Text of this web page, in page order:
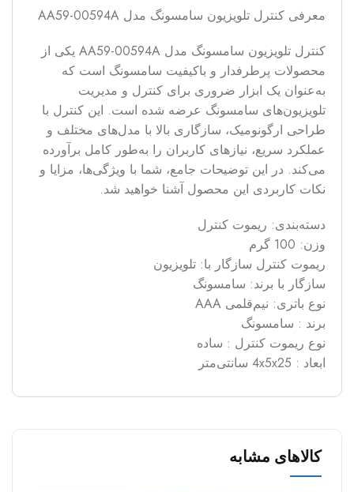
معرفی کنترل تلویزیون سامسونگ مدل AA59-00594A
کنترل تلویزیون سامسونگ مدل AA59-00594A یکی از
محصولات پرطرفدار و باکیفیت سامسونگ است که
به‌عنوان یک ابزار ضروری برای کنترل و مدیریت
تلویزیون‌های سامسونگ عرضه شده است. این کنترل با
طراحی ارگونومیک، سازگاری بالا با مدل‌های مختلف و
عملکرد سریع، نیازهای کاربران را به‌طور کامل برآورده
می‌کند. در این توضیحات جامع، شما با ویژگی‌ها، مزایا و
نکات کاربردی این محصول آشنا خواهید شد.
دسته‌بندی: ریموت کنترل
وزن: 100 گرم
ریموت کنترل سازگار با: تلویزیون
سازگار با برند: سامسونگ
نوع باتری: نیم‌قلمی AAA
برند : سامسونگ
نوع ریموت کنترل : ساده
ابعاد : 4x5x25 سانتی‌متر
کالاهای مشابه